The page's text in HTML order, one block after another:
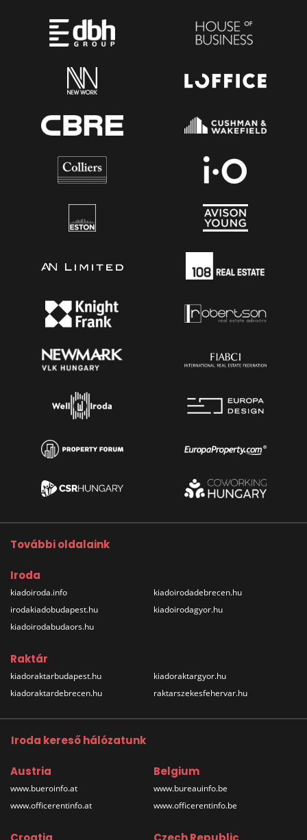
További oldalaink
Iroda
kiadoiroda.info
irodakiadobudapest.hu
kiadoirodabudaors.hu
kiadoirodadebrecen.hu
kiadoirodagyor.hu
Raktár
kiadoraktarbudapest.hu
kiadoraktardebrecen.hu
kiadoraktargyor.hu
raktarszekesfehervar.hu
Iroda kereső hálózatunk
Austria
www.bueroinfo.at
www.officerentinfo.at
Belgium
www.bureauinfo.be
www.officerentinfo.be